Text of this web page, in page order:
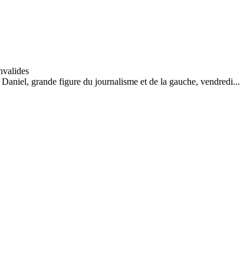
grande figure du journalisme et de la gauche, vendredi...